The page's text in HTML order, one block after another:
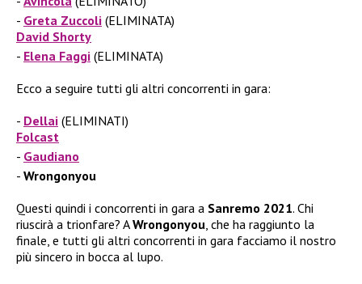
Greta Zuccoli (ELIMINATA)
David Shorty
Elena Faggi (ELIMINATA)
Ecco a seguire tutti gli altri concorrenti in gara:
Dellai (ELIMINATI)
Folcast
Gaudiano
Wrongonyou
Questi quindi i concorrenti in gara a Sanremo 2021. Chi
riuscirà a trionfare? AWrongonyou , che ha raggiunto la
finale, e tutti gli altri concorrenti in gara facciamo il nostro
più sincero in bocca al lupo.